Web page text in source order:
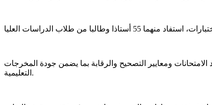
الامتحانات ومعايير التصحيح والرقابة بما يضمن جودة المخرجات
التعليمية.